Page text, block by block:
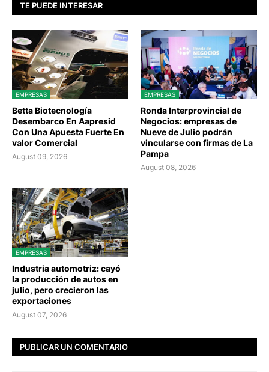
TE PUEDE INTERESAR
EMPRESAS
Betta Biotecnología
Desembarco En Aapresid
Con Una Apuesta Fuerte En
valor Comercial
August 09, 2026
EMPRESAS
Ronda Interprovincial de
Negocios: empresas de
Nueve de Julio podrán
vincularse con firmas de La
Pampa
August 08, 2026
EMPRESAS
Industria automotriz: cayó
la producción de autos en
julio, pero crecieron las
exportaciones
August 07, 2026
PUBLICAR UN COMENTARIO